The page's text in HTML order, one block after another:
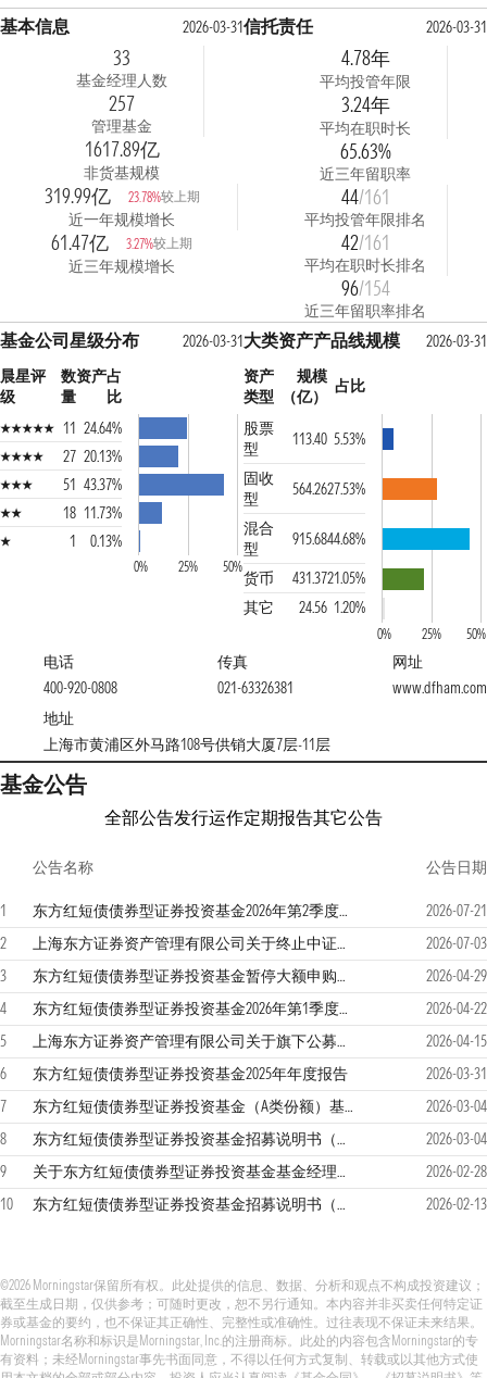
基本信息 2026-03-31
33
基金经理人数
257
管理基金
1617.89亿
非货基规模
319.99亿 23.78%较上期
近一年规模增长
61.47亿 3.27%较上期
近三年规模增长
信托责任 2026-03-31
4.78年
平均投管年限
3.24年
平均在职时长
65.63%
近三年留职率
44/161
平均投管年限排名
42/161
平均在职时长排名
96/154
近三年留职率排名
基金公司星级分布
2026-03-31
晨星评
级
数
量
资产占
比
11 24.64%
27 20.13%
51 43.37%
18 11.73%
1
0.13%
0% 25% 50%
大类资产产品线规模
2026-03-31
资产
类型
规模
（亿）
占比
股票
型
113.40 5.53%
固收
型
564.2627.53%
混合
型
915.6844.68%
货币
431.3721.05%
其它
24.56 1.20%
0% 25% 50%
电话
400-920-0808
传真
021-63326381
网址
www.dfham.com
地址
上海市黄浦区外马路108号供销大厦7层-11层
基金公告
全部公告发行运作定期报告其它公告
公告名称 公告日期
1 东方红短债债券型证券投资基金2026年第2季度报告
2026-07-21
2
上海东方证券资产管理有限公司关于终止中证金牛（北京）基金销售有限公司基金销售业务的公告
2026-07-03
3
东方红短债债券型证券投资基金暂停大额申购（含转换转入、定期定额投资）业务的公告
2026-04-29
4
东方红短债债券型证券投资基金2026年第1季度报告
2026-04-22
5
上海东方证券资产管理有限公司关于旗下公募基金在直销平台开展费率优惠活动的公告
2026-04-15
6
东方红短债债券型证券投资基金2025年年度报告
2026-03-31
7
东方红短债债券型证券投资基金（A类份额）基金产品资料概要更新
2026-03-04
8
东方红短债债券型证券投资基金招募说明书（更新）（2026年第2号）
2026-03-04
9
关于东方红短债债券型证券投资基金基金经理变更的公告
2026-02-28
10
东方红短债债券型证券投资基金招募说明书（更新）（2026年第1号） 2026-02-13
©2026 Morningstar保留所有权。此处提供的信息、数据、分析和观点不构成投资建议；
截至生成日期，仅供参考；可随时更改，恕不另行通知。本内容并非买卖任何特定证
券或基金的要约，也不保证其正确性、完整性或准确性。过往表现不保证未来结果。
Morningstar名称和标识是Morningstar, Inc.的注册商标。此处的内容包含Morningstar的专
有资料；未经Morningstar事先书面同意，不得以任何方式复制、转载或以其他方式使